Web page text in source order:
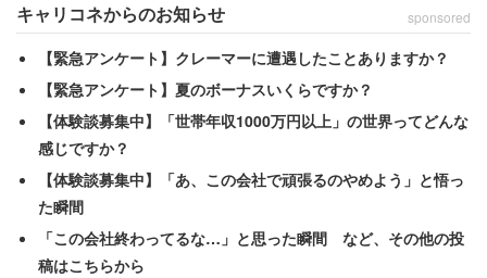
首というのは人事担当から外したということだろうか、そ
れとも……。いずれにせよ、それなりの処分は受けたよう
だ。
キャリコネからのお知らせ sponsored
【緊急アンケート】クレーマーに遭遇したことありますか？
【緊急アンケート】夏のボーナスいくらですか？
【体験談募集中】「世帯年収1000万円以上」の世界ってどんな
感じですか？
【体験談募集中】「あ、この会社で頑張るのやめよう」と悟っ
た瞬間
「この会社終わってるな…」と思った瞬間 など、その他の投
稿はこちらから